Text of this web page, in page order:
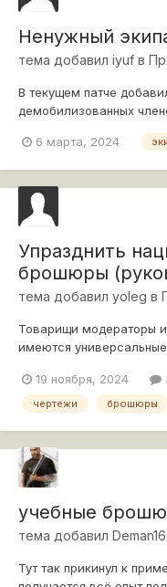
Ненужный
тема добавил iyuf в
В текущем патче
демобилизованных
непонятное - для кого?
брошюры по курсу 1/4-1/5
6 марта, 2024
Упразднить
брошюры
тема добавил yoleg в
Товарищи модераторы и
имеются
взаимодействие и
Иногда в наградах (в
19 ноября, 2024
чертежи брошюры
учебные
тема добавил
Тут так прикинул к